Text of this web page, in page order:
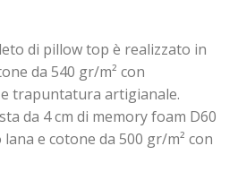
di pillow top è realizzato in
da 540 gr/m² con
trapuntatura artigianale.
da 4 cm di memory foam D60
e cotone da 500 gr/m² con